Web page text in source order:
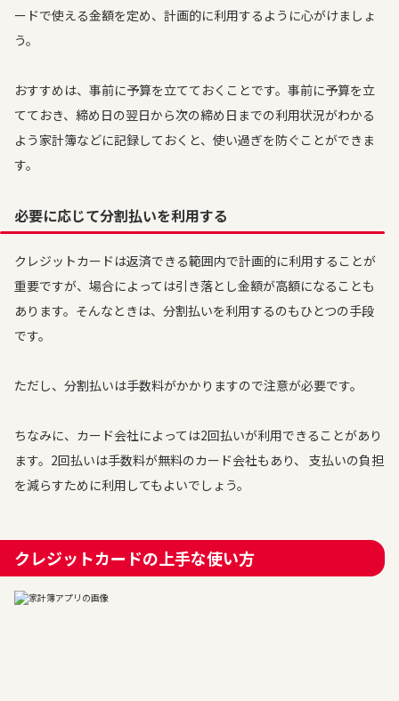
ードで使える金額を定め、計画的に利用するように心がけましょ
う。
おすすめは、事前に予算を立てておくことです。事前に予算を立
てておき、締め日の翌日から次の締め日までの利用状況がわかる
よう家計簿などに記録しておくと、使い過ぎを防ぐことができま
す。
必要に応じて分割払いを利用する
クレジットカードは返済できる範囲内で計画的に利用することが
重要ですが、場合によっては引き落とし金額が高額になることも
あります。そんなときは、分割払いを利用するのもひとつの手段
です。
ただし、分割払いは手数料がかかりますので注意が必要です。
ちなみに、カード会社によっては2回払いが利用できることがあり
ます。2回払いは手数料が無料のカード会社もあり、 支払いの負担
を減らすために利用してもよいでしょう。
クレジットカードの上手な使い方